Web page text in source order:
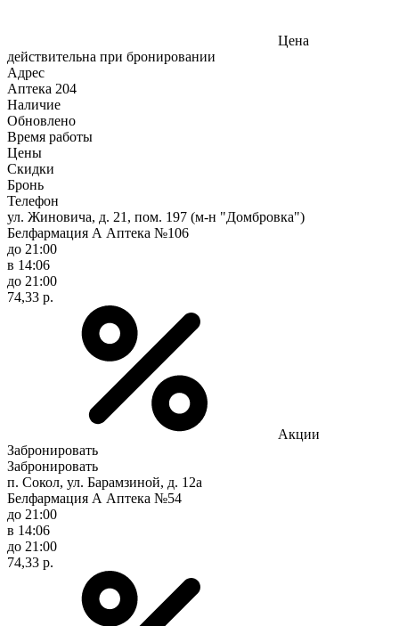
Цена
действительна при бронировании
Адрес
Аптека 204
Наличие
Обновлено
Время работы
Цены
Скидки
Бронь
Телефон
ул. Жиновича, д. 21, пом. 197 (м-н "Домбровка")
Белфармация А Аптека №106
до 21:00
в 14:06
до 21:00
74,33 р.
Акции
Забронировать
Забронировать
п. Сокол, ул. Барамзиной, д. 12а
Белфармация А Аптека №54
до 21:00
в 14:06
до 21:00
74,33 р.